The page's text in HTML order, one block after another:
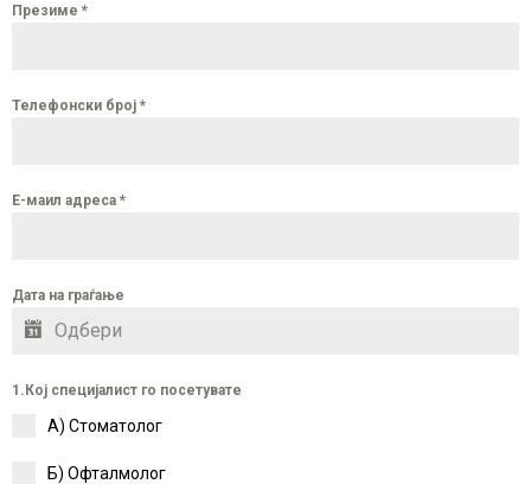
Презиме *
Телефонски број *
Е-маил адреса *
Дата на граѓање
1.Кој специјалист го посетувате
А) Стоматолог
Б) Oфталмолог